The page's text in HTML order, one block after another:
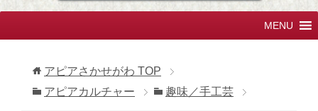
アピアさかせがわ TOP
アピアカルチャー
趣味／手工芸